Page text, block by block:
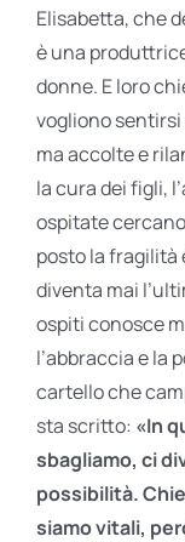
Elisabetta, che
è una
donne. E loro
vogliono
ma accolte e
la cura dei figli,
ospitate
posto la fragilità
diventa mai
ospiti conosce
l’abbraccia e la
cartello che
sta scritto: «In
sbagliamo, ci
possibilità.
siamo vitali,